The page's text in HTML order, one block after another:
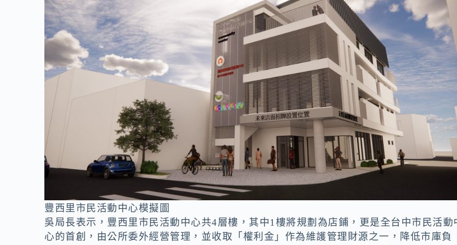
豐西里市民活動中心模擬圖
吳局長表示，豐西里市民活動中心共4層樓，其中1樓將規劃為店鋪，更是全台中市民活動
心的首創，由公所委外經營管理，並收取「權利金」作為維護管理財源之一，降低市庫負